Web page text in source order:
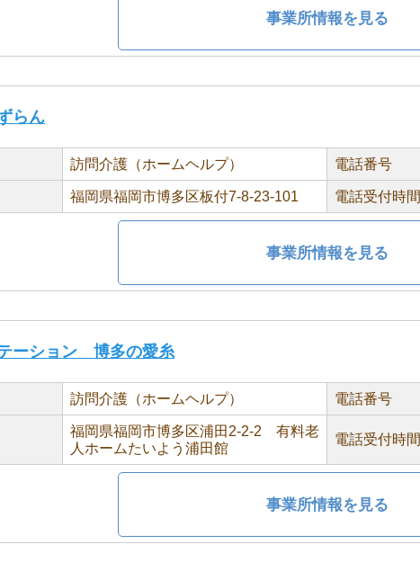
事業所情報を見る
らん
訪問介護（ホームヘルプ） 電話番号
福岡県福岡市博多区板付7-8-23-101 電話受付時間
事業所情報を見る
ーション 博多の愛糸
訪問介護（ホームヘルプ） 電話番号
福岡県福岡市博多区浦田2-2-2 有料老
人ホームたいよう浦田館
電話受付時間
事業所情報を見る